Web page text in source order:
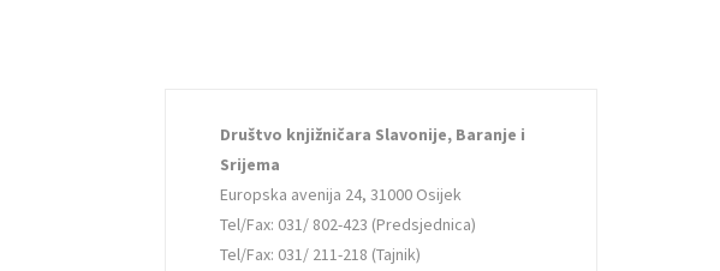
Društvo knjižničara Slavonije, Baranje i
Srijema
Europska avenija 24, 31000 Osijek
Tel/Fax: 031/ 802-423 (Predsjednica)
Tel/Fax: 031/ 211-218 (Tajnik)